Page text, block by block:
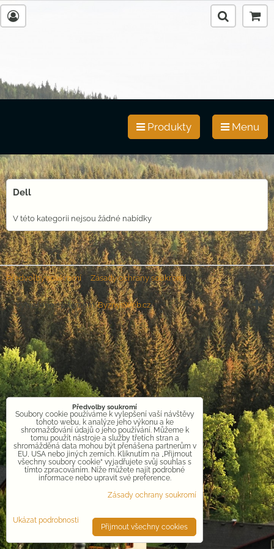
Produkty Menu
Dell
V této kategorii nejsou žádné nabídky
Předvolby soukromí Zásady ochrany soukromí
Vytvořeno systémem:ByznysWeb.cz
Předvolby soukromí
Soubory cookie používáme k vylepšení vaší návštěvy
tohoto webu, k analýze jeho výkonu a ke
shromažďování údajů o jeho používání. Můžeme k
tomu použít nástroje a služby třetích stran a
shromážděná data mohou být přenášena partnerům v
EU, USA nebo jiných zemích. Kliknutím na „Přijmout
všechny soubory cookie“ vyjadřujete svůj souhlas s
tímto zpracováním. Níže můžete najít podrobné
informace nebo upravit své preference.
Zásady ochrany soukromí
Ukázat podrobnosti
Přijmout všechny cookies